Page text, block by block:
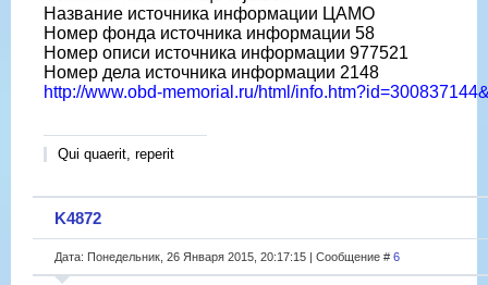
Название источника информации ЦАМО
Номер фонда источника информации 58
Номер описи источника информации 977521
Номер дела источника информации 2148
http://www.obd-memorial.ru/html/
Qui quaerit, reperit
K4872
Дата: Понедельник, 26 Января 2015, 20:17:15 | Сообщение # 6